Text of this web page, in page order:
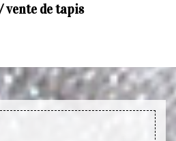
vente de tapis